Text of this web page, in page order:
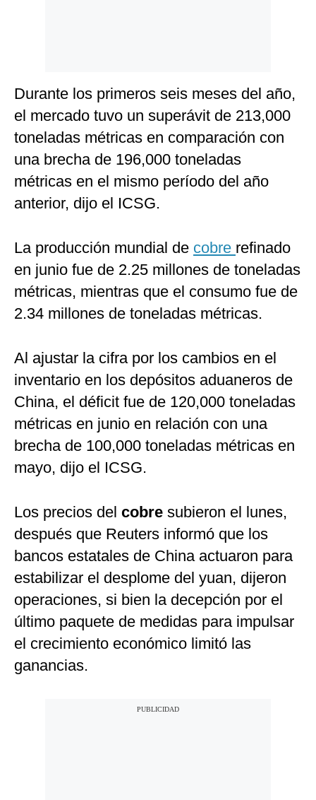
Durante los primeros seis meses del año,
el mercado tuvo un superávit de 213,000
toneladas métricas en comparación con
una brecha de 196,000 toneladas
métricas en el mismo período del año
anterior, dijo el ICSG.
La producción mundial de cobre refinado
en junio fue de 2.25 millones de toneladas
métricas, mientras que el consumo fue de
2.34 millones de toneladas métricas.
Al ajustar la cifra por los cambios en el
inventario en los depósitos aduaneros de
China, el déficit fue de 120,000 toneladas
métricas en junio en relación con una
brecha de 100,000 toneladas métricas en
mayo, dijo el ICSG.
Los precios del cobre subieron el lunes,
después que Reuters informó que los
bancos estatales de China actuaron para
estabilizar el desplome del yuan, dijeron
operaciones, si bien la decepción por el
último paquete de medidas para impulsar
el crecimiento económico limitó las
ganancias.